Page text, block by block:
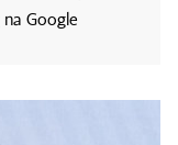
na Google